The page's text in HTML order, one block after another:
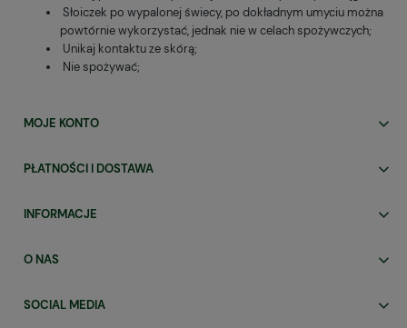
Słoiczek po wypalonej świecy, po dokładnym umyciu można
powtórnie wykorzystać, jednak nie w celach spożywczych;
Unikaj kontaktu ze skórą;
Nie spożywać;
MOJE KONTO
PŁATNOŚCI I DOSTAWA
INFORMACJE
O NAS
SOCIAL MEDIA